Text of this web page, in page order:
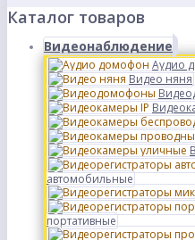
Каталог товаров
Видеонаблюдение
Аудио
Видео няня
автомобильные
портативные